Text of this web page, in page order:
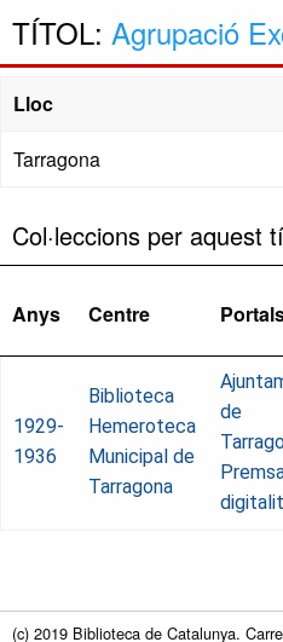
TÍTOL: Agrupació
Lloc
Tarragona
Col·leccions per aquest
Anys Centre
1929-
1936
Biblioteca
Hemeroteca
Municipal de
Tarragona
de
(c) 2019 Biblioteca de Catalunya.